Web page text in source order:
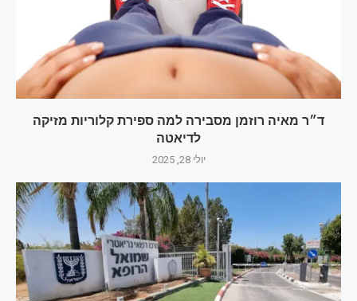
ד״ר מאיה רוזמן מסבירה למה ספירת קלוריות מזיקה
לדיאטה
יולי 28, 2025